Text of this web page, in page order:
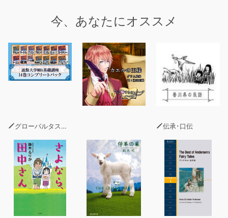
今、あなたにオススメ
グローバルタスクフォース(著) 伝承･口伝